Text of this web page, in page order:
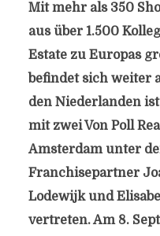
Mit mehr als 350
aus über 1.500
Estate zu Europas
befindet sich weiter
den Niederlanden
mit zwei Von Poll
Amsterdam unter
Franchisepartner
Lodewijk und
vertreten. Am 8.